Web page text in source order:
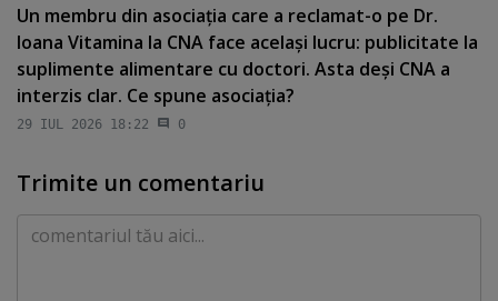
Un membru din asociaţia care a reclamat-o pe Dr.
Ioana Vitamina la CNA face acelaşi lucru: publicitate la
suplimente alimentare cu doctori. Asta deşi CNA a
interzis clar. Ce spune asociaţia?
29 IUL 2026 18:22 0
Trimite un comentariu
Comentariu